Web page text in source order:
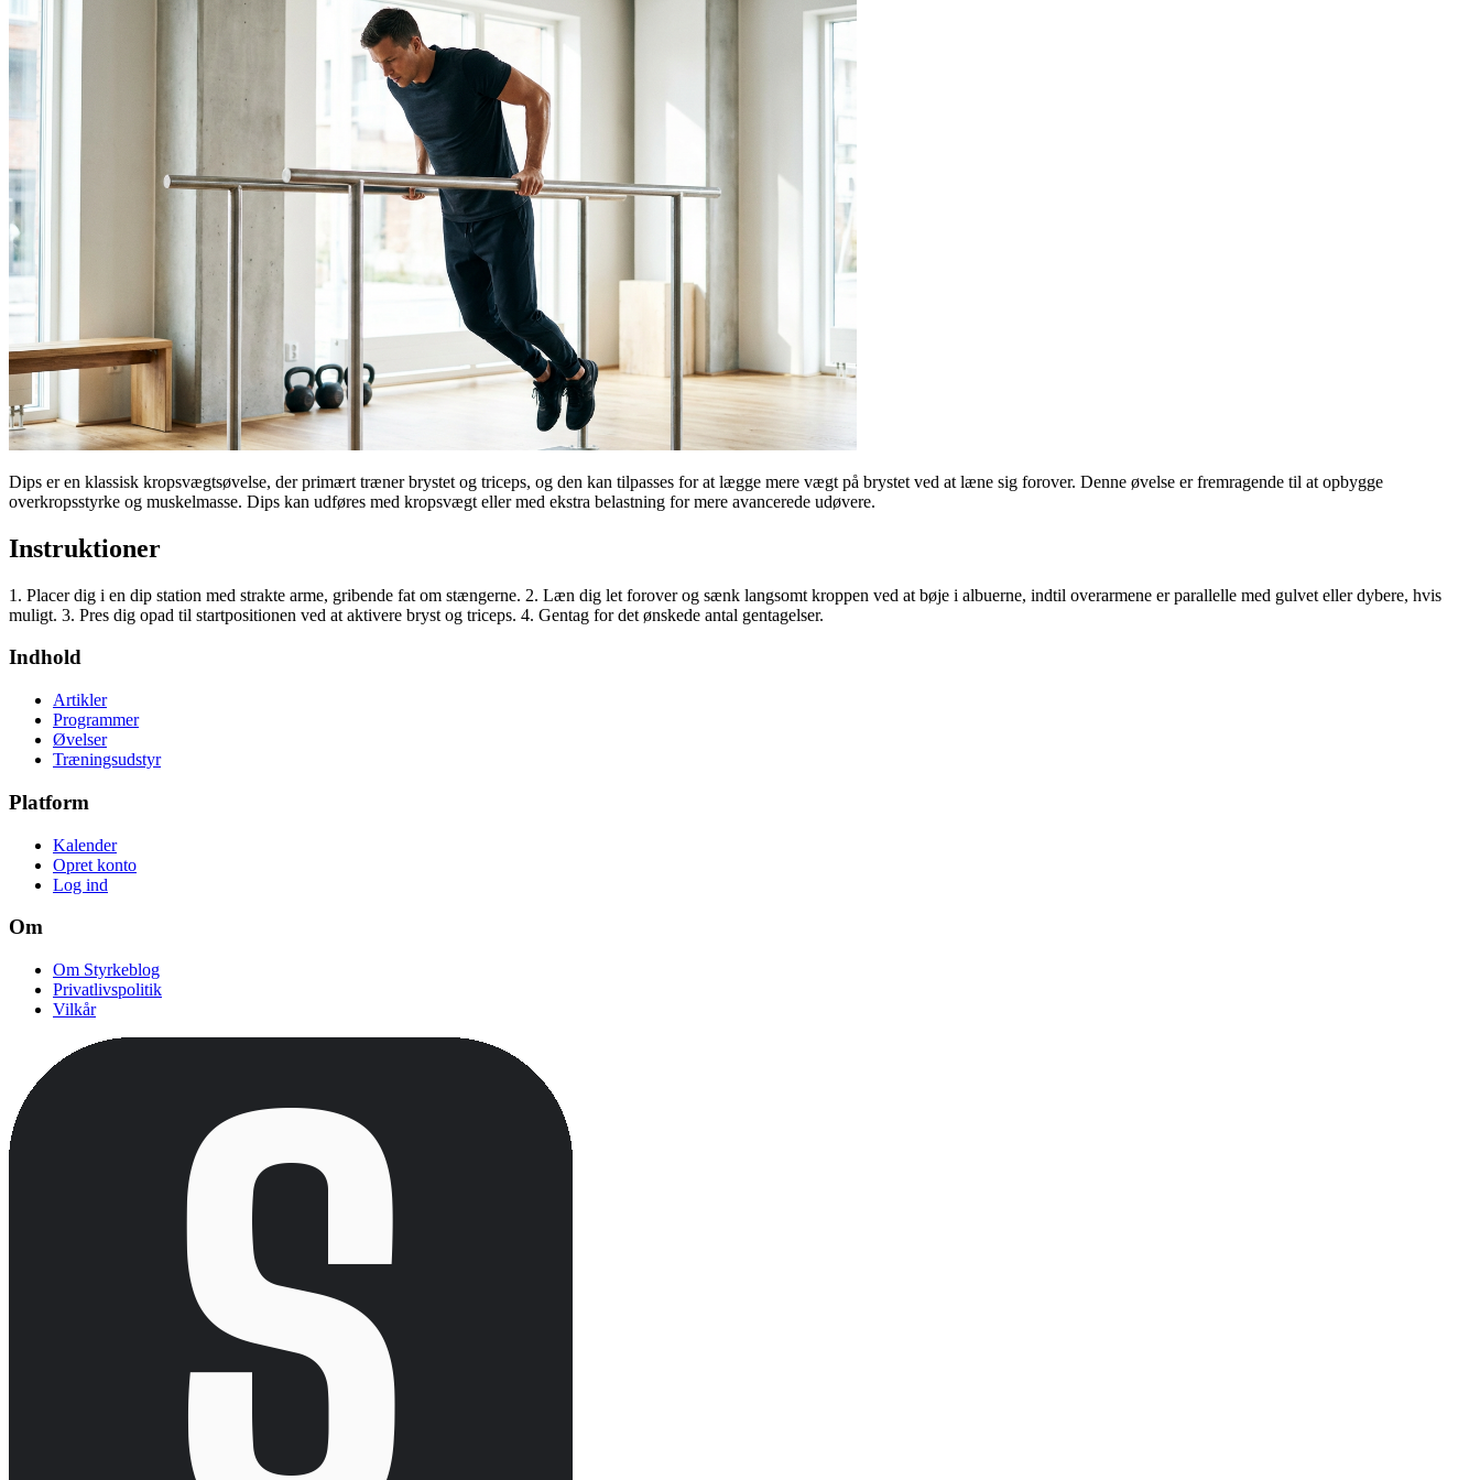
Dips er en klassisk kropsvægtsøvelse, der primært træner brystet og triceps, og den kan tilpasses for at lægge mere vægt på brystet ved at læne sig forover. Denne øvelse er fremragende til at opbygge
overkropsstyrke og muskelmasse. Dips kan udføres med kropsvægt eller med ekstra belastning for mere avancerede udøvere.
Instruktioner
1. Placer dig i en dip station med strakte arme, gribende fat om stængerne. 2. Læn dig let forover og sænk langsomt kroppen ved at bøje i albuerne, indtil overarmene er parallelle med gulvet eller dybere, hvis
muligt. 3. Pres dig opad til startpositionen ved at aktivere bryst og triceps. 4. Gentag for det ønskede antal gentagelser.
Indhold
Artikler
Programmer
Øvelser
Træningsudstyr
Platform
Kalender
Opret konto
Log ind
Om
Om Styrkeblog
Privatlivspolitik
Vilkår